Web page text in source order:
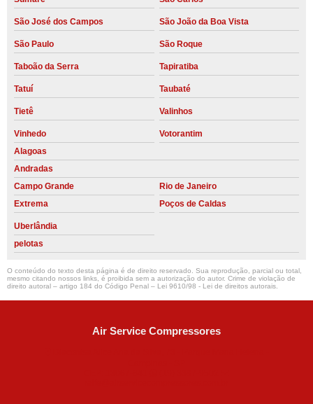
São José dos Campos São João da Boa Vista
São Paulo São Roque
Taboão da Serra Tapiratiba
Tatuí Taubaté
Tietê Valinhos
Vinhedo
Votorantim
Alagoas
Andradas
Campo Grande
Rio de Janeiro
Extrema
Poços de Caldas
Uberlândia
pelotas
O conteúdo do texto desta página é de direito reservado. Sua reprodução, parcial ou total,
mesmo citando nossos links, é proibida sem a autorização do autor. Crime de violação de
direito autoral – artigo 184 do Código Penal – Lei 9610/98 - Lei de direitos autorais.
Air Service Compressores